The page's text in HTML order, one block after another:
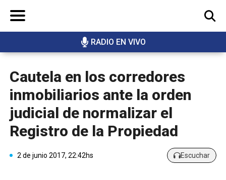
RADIO EN VIVO
BUSCAR
Cautela en los corredores
inmobiliarios ante la orden
judicial de normalizar el
Registro de la Propiedad
2 de junio 2017, 22:42hs Escuchar